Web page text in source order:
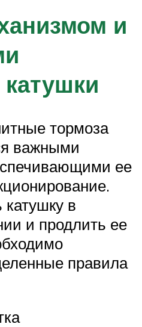
и
тормоза
важными
ее
в
и продлить ее
правила